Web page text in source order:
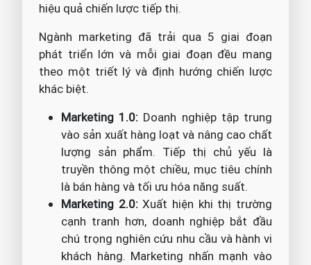
hiệu quả chiến lược tiếp thị.
Ngành marketing đã trải qua 5 giai đoạn
phát triển lớn và mỗi giai đoạn đều mang
theo một triết lý và định hướng chiến lược
khác biệt.
Marketing 1.0: Doanh nghiệp tập trung
vào sản xuất hàng loạt và nâng cao chất
lượng sản phẩm. Tiếp thị chủ yếu là
truyền thông một chiều, mục tiêu chính
là bán hàng và tối ưu hóa năng suất.
Marketing 2.0:Xuất hiện khi thị trường
cạnh tranh hơn, doanh nghiệp bắt đầu
chú trọng nghiên cứu nhu cầu và hành vi
khách hàng. Marketing nhấn mạnh vào